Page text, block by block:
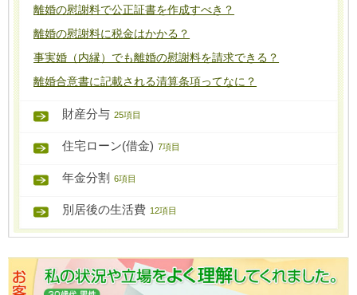
離婚の慰謝料で公正証書を作成すべき？
離婚の慰謝料に税金はかかる？
事実婚（内縁）でも離婚の慰謝料を請求できる？
離婚合意書に記載される清算条項ってなに？
財産分与 25項目
住宅ローン(借金) 7項目
年金分割 6項目
別居後の生活費 12項目